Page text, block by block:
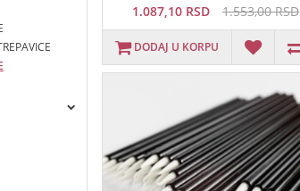
1.087,10 RSD 1.553,00 RSD
DODAJ U KORPU